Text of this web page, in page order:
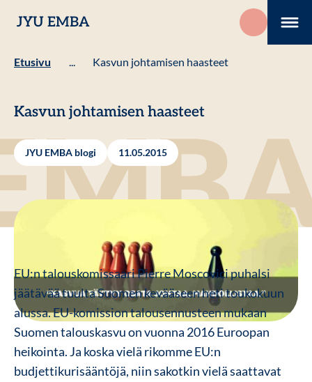
sisältöön
JYU EMBA
Etusivu ... Kasvun johtamisen haasteet
Kasvun johtamisen haasteet
JYU EMBA blogi 11.05.2015
EU:n talouskomissaari Pierre Moscovici puhalsi
jäätävää tuulta Suomen kevääseen heti toukokuun
alussa. EU-komission talousennusteen mukaan
Suomen talouskasvu on vuonna 2016 Euroopan
heikointa. Ja koska vielä rikomme EU:n
budjettikurisääntöjä, niin sakotkin vielä saattavat